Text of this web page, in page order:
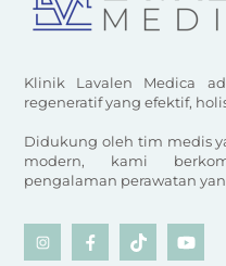
Klinik Lavalen Medica
regeneratif yang efektif,
Didukung oleh tim medis
modern, kami
pengalaman perawatan
Icon
Icon
Icon
Icon